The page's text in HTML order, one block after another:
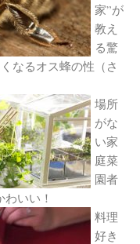
家”が
教え
る驚
なるオス蜂の性（さ
場所
がな
い家
庭菜
園者
いい！
料理
好き